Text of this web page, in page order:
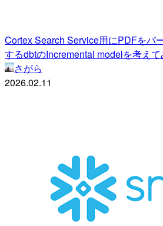
Cortex Search Service用にPDFをパ
するdbtのIncremental modelを考えて
さがら
2026.02.11